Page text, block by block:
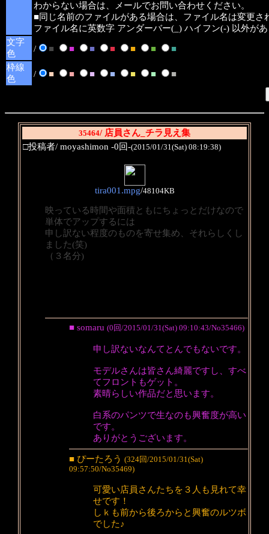
わからない場合は、メールでお問い合わせください。
■同じ名前のファイルがある場合は、ファイル名は変更さ
ファイル名に英数字 アンダーバー(_) ハイフン(-) 以外が
文字
色
/ ■ ■ ■ ■ ■ ■
■
枠線
色
/ ■ ■ ■ ■ ■ ■ ■
35464/ 店員さん_チラ見え集
□投稿者/ moyashimon -0回-(2015/01/31(Sat) 08:19:38)
tira001.mpg/48104KB
映っている時間や面積ともにちょっとだけなので
単体でアップするには
申し訳ない程度のものを寄せ集め、それらしくし
ました(笑)
（３名分)
■ somaru (0回/2015/01/31(Sat) 09:10:43/No35466)
申し訳ないなんてとんでもないです。
モデルさんは皆さん綺麗ですし、すべ
てフロントもゲット。
素晴らしい作品だと思います。
白系のパンツで生なのも興奮度が高い
です。
ありがとうございます。
■ ぴーたろう (324回/2015/01/31(Sat)
09:57:50/No35469)
可愛い店員さんたちを３人も見れて幸
せです！
しｋも前から後ろからと興奮のルツボ
でした♪